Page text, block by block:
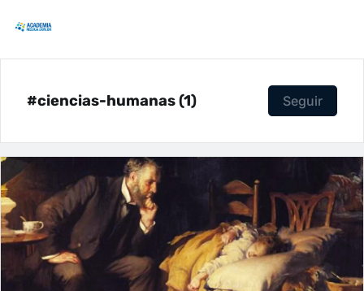
#ciencias-humanas (1) Seguir